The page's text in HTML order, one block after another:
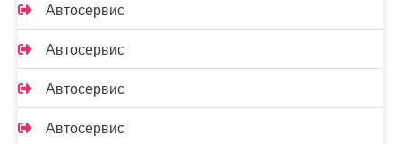
Автосервис
Автосервис
Автосервис
Автосервис